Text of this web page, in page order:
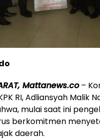
Mattanews.co–
RI, Adliansyah Malik
mulai saat ini
berkomitmen
daerah.